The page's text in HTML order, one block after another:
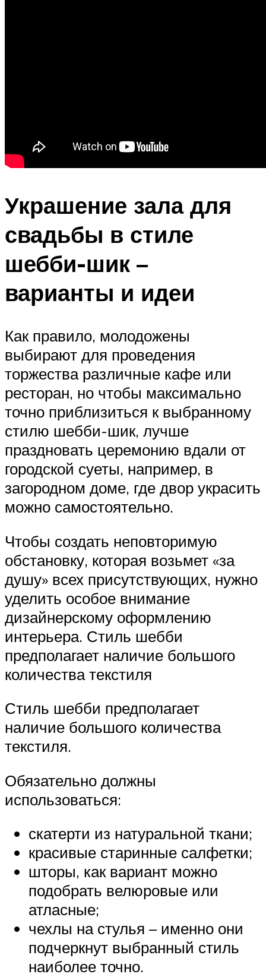
Украшение зала для
свадьбы в стиле
шебби-шик –
варианты и идеи
Как правило, молодожены
выбирают для проведения
торжества различные кафе или
ресторан, но чтобы максимально
точно приблизиться к выбранному
стилю шебби-шик, лучше
праздновать церемонию вдали от
городской суеты, например, в
загородном доме, где двор украсить
можно самостоятельно.
Чтобы создать неповторимую
обстановку, которая возьмет «за
душу» всех присутствующих, нужно
уделить особое внимание
дизайнерскому оформлению
интерьера. Стиль шебби
предполагает наличие большого
количества текстиля
Стиль шебби предполагает
наличие большого количества
текстиля.
Обязательно должны
использоваться:
скатерти из натуральной ткани;
красивые старинные салфетки;
шторы, как вариант можно
подобрать велюровые или
атласные;
чехлы на стулья – именно они
подчеркнут выбранный стиль
наиболее точно.